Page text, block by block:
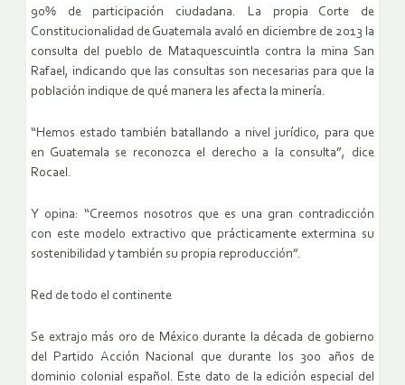
90% de participación ciudadana. La propia Corte de
Constitucionalidad de Guatemala avaló en diciembre de 2013 la
consulta del pueblo de Mataquescuintla contra la mina San
Rafael, indicando que las consultas son necesarias para que la
población indique de qué manera les afecta la minería.
“Hemos estado también batallando a nivel jurídico, para que
en Guatemala se reconozca el derecho a la consulta”, dice
Rocael.
Y opina: “Creemos nosotros que es una gran contradicción
con este modelo extractivo que prácticamente extermina su
sostenibilidad y también su propia reproducción”.
Red de todo el continente
Se extrajo más oro de México durante la década de gobierno
del Partido Acción Nacional que durante los 300 años de
dominio colonial español. Este dato de la edición especial del